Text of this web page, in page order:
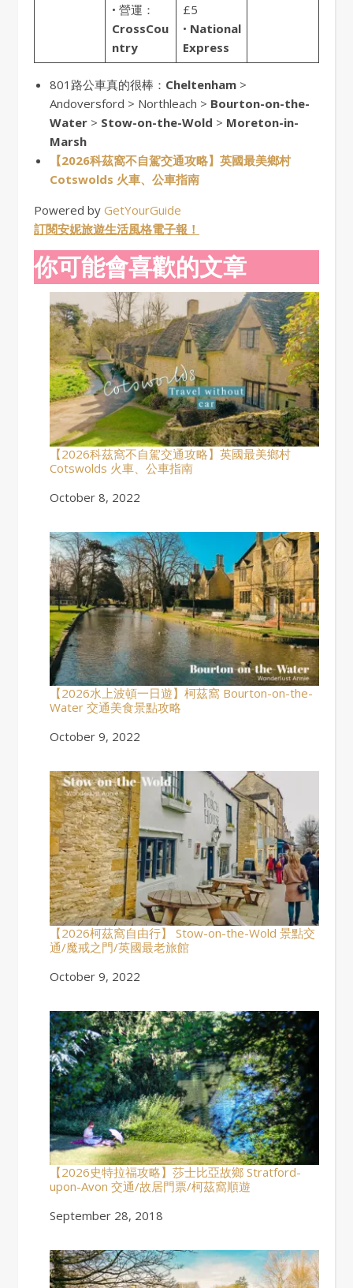
• 營運：
CrossCou
ntry
£5
• National
Express
801路公車真的很棒： Cheltenham >
Andoversford > Northleach > Bourton-on-the-
Water > Stow-on-the-Wold > Moreton-in-
Marsh
【2026科茲窩不自駕交通攻略】英國最美鄉村
Cotswolds 火車、公車指南
Powered by GetYourGuide
訂閱安妮旅遊生活風格電子報！
你可能會喜歡的文章
【2026科茲窩不自駕交通攻略】英國最美鄉村
Cotswolds 火車、公車指南
Date
October 8, 2022
【2026水上波頓一日遊】柯茲窩 Bourton-on-the-
Water 交通美食景點攻略
Date
October 9, 2022
【2026柯茲窩自由行】 Stow-on-the-Wold 景點交
通/魔戒之門/英國最老旅館
Date
October 9, 2022
【2026史特拉福攻略】莎士比亞故鄉 Stratford-
upon-Avon 交通/故居門票/柯茲窩順遊
Date
September 28, 2018